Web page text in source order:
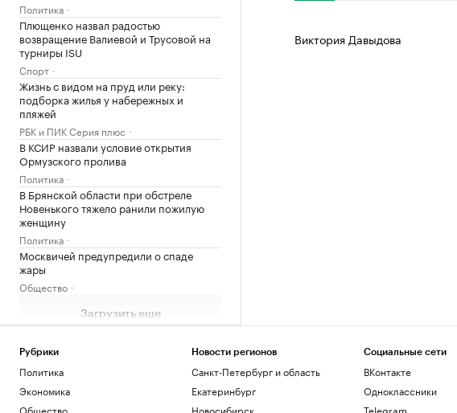
Политика
Плющенко назвал радостью
возвращение Валиевой и Трусовой на
турниры ISU
Спорт
Жизнь с видом на пруд или реку:
подборка жилья у набережных и
пляжей
РБК и ПИК Серия плюс
В КСИР назвали условие открытия
Ормузского пролива
Политика
В Брянской области при обстреле
Новенького тяжело ранили пожилую
женщину
Политика
Москвичей предупредили о спаде
жары
Общество
Загрузить еще
Виктория Давыдова
Рубрики
Политика
Экономика
Общество
Новости регионов
Санкт-Петербург и область
Екатеринбург
Новосибирск
Социальные сети
ВКонтакте
Одноклассники
Telegram